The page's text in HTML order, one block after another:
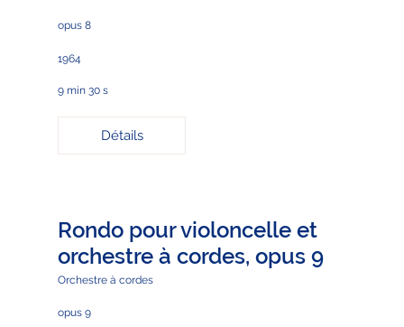
opus 8
1964
9 min 30 s
Détails
Rondo pour violoncelle et
orchestre à cordes, opus 9
Orchestre à cordes
opus 9